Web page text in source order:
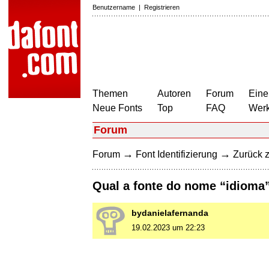
Benutzername | Registrieren
Themen
Neue Fonts
Autoren
Top
Forum
FAQ
Forum
Forum → Font Identifizierung → Zurück
Qual a fonte do nome
bydanielafernanda
19.02.2023 um 22:23